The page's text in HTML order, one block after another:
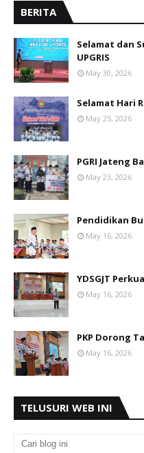
BERITA
Selamat dan
UPGRIS
May 30, 2026
Selamat Hari
May 25, 2026
PGRI Jateng
May 23, 2026
Pendidikan
May 16, 2026
YDSGJT
May 16, 2026
PKP Dorong
May 16, 2026
TELUSURI WEB INI